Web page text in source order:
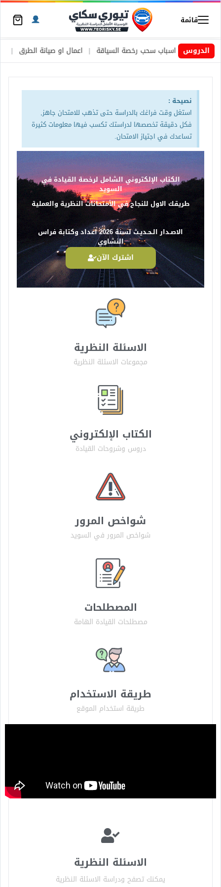
قائمة
الدروس
| اسباب سحب رخصة السياقة | اعمال او صيانة الطرق |
نصيحة :
استغل وقت فراغك بالدراسة حتى تذهب للامتحان جاهز,
فكل دقيقة تخصصها لدراستك تكسب فيها معلومات كثيرة
تساعدك في اجتياز الامتحان.
الكتاب الإلكتروني الشامل لرخصة القيادة في
السويد
طريقك الاول للنجاح في الأمتحانات النظرية والعملية
الاصـدار الـحـديـث لسنة 2026 اعداد وكتابة فراس
النشاوي
اشترك الآن
الاسئلة النظرية
مجموعات الاسئلة النظرية
الكتاب الإلكتروني
دروس وشروحات القيادة
شواخص المرور
شواخص المرور في السويد
المصطلحات
مصطلحات القيادة الهامة
طريقة الاستخدام
طريقة استخدام الموقع
الاسئلة النظرية
يمكنك تصفح ودراسة الاسئلة النظرية